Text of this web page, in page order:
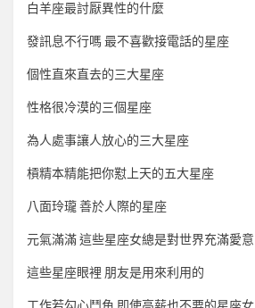
白羊座最討厭異性的什麼
發訊息不行嗎 最不喜歡接電話的星座
個性直來直去的三大星座
性格很冷漠的三個星座
為人處事讓人放心的三大星座
槓精本精能把你懟上天的五大星座
八面玲瓏 善於人際的星座
元氣滿滿 這些星座女總是對世界充滿愛意
這些星座眼裡 朋友是用來利用的